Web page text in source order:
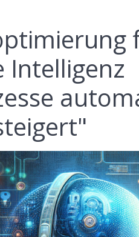
Intelligenz